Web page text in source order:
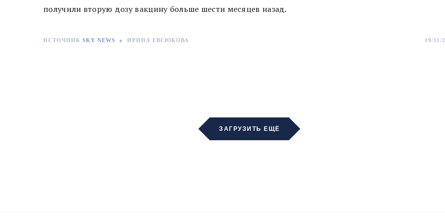
получили вторую дозу вакцину больше шести месяцев назад.
ИСТОЧНИК SKY NEWS ● ИРИНА ЕВСЮКОВА 19/11/
ЗАГРУЗИТЬ ЕЩЁ